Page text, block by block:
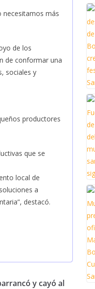
necesitamos más
de los
de conformar una
sociales y
productores
que se
local de
a
destacó.
y cayó al